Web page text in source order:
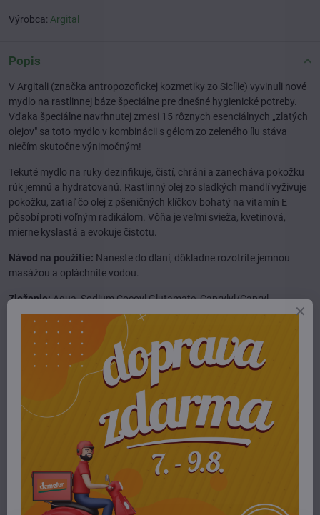
Výrobca: Argital
Popis
V Argitali (značka antropozofickej kozmetiky zo Sicílie) vyvinuli nové
mydlo na rastlinnej báze špeciálne pre dnešné hygienické potreby.
Vďaka špeciálne navrhnutej zmesi 15 rôznych esenciálnych „zlatých
olejov" sa toto mydlo v kombinácii s gélom zo zeleného ílu stáva
niečím skutočne výnimočným!
Tekuté mydlo na ruky dezinfikuje, čistí, chráni a zanecháva pokožku
rúk jemnú a hydratovanú. Rastlinný olej zo sladkých mandlí vyživuje
pokožku, zatiaľ čo olej z pšeničných klíčkov bohatý na vitamín E
pôsobí proti voľným radikálom. Vôňa je veľmi svieža, kvetinová,
mierne kyslastá a evokuje čistotu.
Návod na použitie: Naneste do dlaní, dôkladne rozotrite jemnou
masážou a opláchnite vodou.
Zloženie:Aqua, Sodium Cocoyl Glutamate, Caprylyl/Capryl
glucoside, Citric Acid, Xanthan gum, Alcohol, Lavandula Hybrida Oil,
Rosmarinus Officinalis Leaf, Oil, Eucalyptus Globulus Leaf Oil, Pinus
Mugo Pumilio Twig Leaf Oil, Cinnamomum Zeylanicum Bark Oil,
Eugenia Caryophyllus Flower Oil, Melaleuca Viridiflora Leaf Oil,
Prunus Amygdalus Dulcis Oil, Triticum Vulgare Germ Oil, Melaleuca
Alternifolia Leaf Oil, Citrus Limon Peel Oil, Cupressus Sempervirens
Oil, Mentha Piperita Oil, Origanum Vulgare Oil, Thymus Vulgaris
Flower/Leaf Oil, Satureia Hortensis Oil, Solum Fullonum gel,
Helichrysum Italicum Flower oil, Linalool, Geraniol, Limonene,
Coumarin, Benzyl Cinnamate, Cinnamal, Eugenol, Citronellol, Citral
Viac z kategórie
telová kozmetika